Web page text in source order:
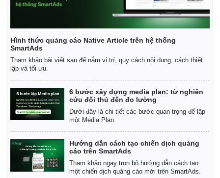
Khởi nghiệp
Tỷ giá
Chứng khoán
Giá cà phê
Hình thức quảng cáo Native Article trên hệ thống
SmartAds
Tham khảo bài viết sau để nắm vị trí, quy cách nội dung, cách thiết
lập và tối ưu.
6 bước xây dựng media plan: từ nghiên
cứu đối thủ đến đo lường
Dưới đây là chi tiết các bước quan trọng để lập
một Media Plan.
Hướng dẫn cách tạo chiến dịch quảng
cáo trên SmartAds
Tham khảo ngay trọn bộ hướng dẫn cách tạo
một chiến dịch quảng cáo mới trên SmartAds.